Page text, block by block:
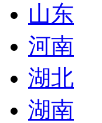
山东
河南
湖北
湖南